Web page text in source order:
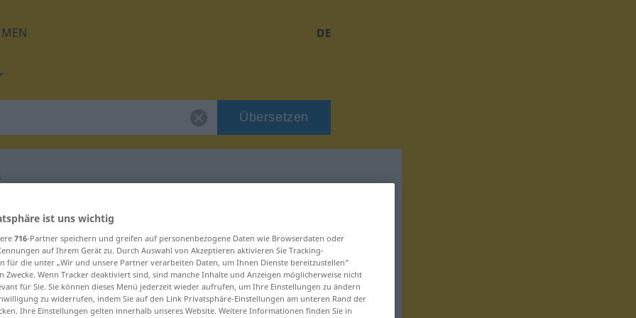
DE
Übersetzen
"harelenmek"
ist uns wichtig
716-Partner speichern und greifen auf personenbezogene Daten wie Browserdaten oder
auf Ihrem Gerät zu. Durch Auswahl von Akzeptieren aktivieren Sie Tracking-
für die unter „Wir und unsere Partner verarbeiten Daten, um Ihnen Dienste bereitzustellen“
Zwecke. Wenn Tracker deaktiviert sind, sind manche Inhalte und Anzeigen möglicherweise nicht
für Sie. Sie können dieses Menü jederzeit wieder aufrufen, um Ihre Einstellungen zu ändern
zu widerrufen, indem Sie auf den Link Privatsphäre-Einstellungen am unteren Rand der
Ihre Einstellungen gelten innerhalb unseres Website. Weitere Informationen finden Sie in